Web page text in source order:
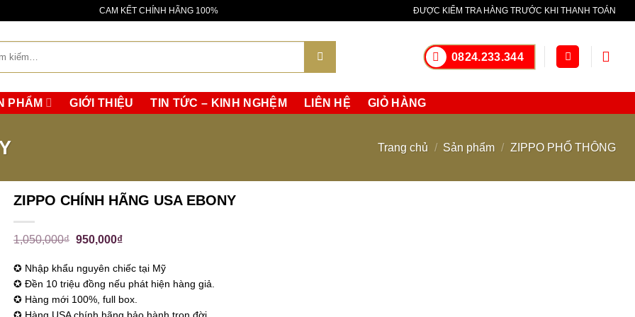
molti collezionisti, senza il diametro maggiore caratteristico della maggior parte degli altri orologi sportivi. orologi replicaIl
CAM KẾT CHÍNH HÃNG 100% ĐƯỢC KIỂM TRA HÀNG TRƯỚC KHI THANH TOÁN
0824.233.344
PHẨM GIỚI THIỆU TIN TỨC – KINH NGHỆM LIÊN HỆ GIỎ HÀNG
Trang chủ / Sản phẩm / ZIPPO PHỔ THÔNG
ZIPPO CHÍNH HÃNG USA EBONY
1,050,000₫ 950,000₫
✪ Nhập khẩu nguyên chiếc tại Mỹ
✪ Đền 10 triệu đồng nếu phát hiện hàng giả.
✪ Hàng mới 100%, full box.
✪ Hàng USA chính hãng bảo hành trọn đời.